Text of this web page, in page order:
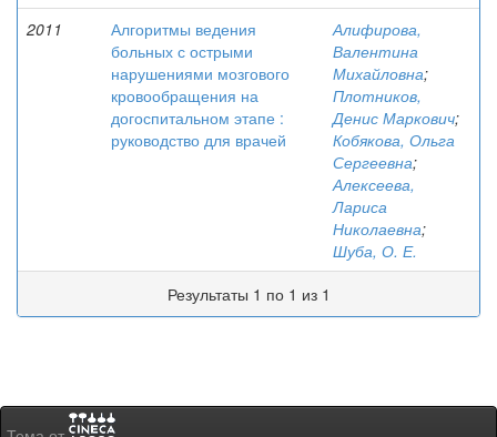
2011
Алгоритмы ведения
больных с острыми
нарушениями мозгового
кровообращения на
догоспитальном этапе :
руководство для врачей
Алифирова,
Валентина
Михайловна;
Плотников,
Денис Маркович;
Кобякова, Ольга
Сергеевна;
Алексеева,
Лариса
Николаевна;
Шуба, О. Е.
Результаты 1 по 1 из 1